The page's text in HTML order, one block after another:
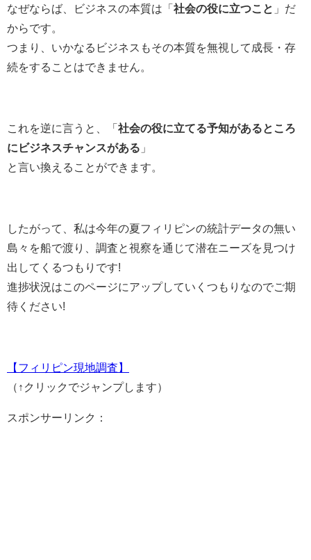
なぜならば、ビジネスの本質は「社会の役に立つこと 」だ
からです。
つまり、いかなるビジネスもその本質を無視して成長・存
続をすることはできません。
これを逆に言うと、「社会の役に立てる予知があるところ
にビジネスチャンスがある 」
と言い換えることができます。
したがって、私は今年の夏フィリピンの統計データの無い
島々を船で渡り、調査と視察を通じて潜在ニーズを見つけ
出してくるつもりです!
進捗状況はこのページにアップしていくつもりなのでご期
待ください!
【フィリピン現地調査】
（↑クリックでジャンプします）
スポンサーリンク：